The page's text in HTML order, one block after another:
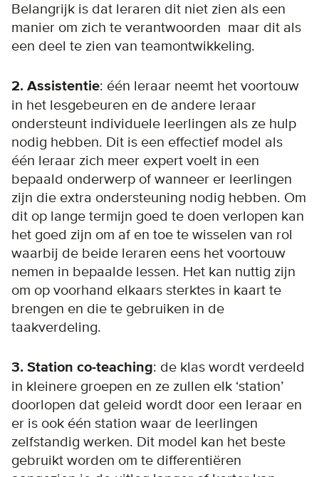
Belangrijk is dat leraren dit niet zien als een
manier om zich te verantwoorden maar dit als
een deel te zien van teamontwikkeling.
2. Assistentie: één leraar neemt het voortouw
in het lesgebeuren en de andere leraar
ondersteunt individuele leerlingen als ze hulp
nodig hebben. Dit is een effectief model als
één leraar zich meer expert voelt in een
bepaald onderwerp of wanneer er leerlingen
zijn die extra ondersteuning nodig hebben. Om
dit op lange termijn goed te doen verlopen kan
het goed zijn om af en toe te wisselen van rol
waarbij de beide leraren eens het voortouw
nemen in bepaalde lessen. Het kan nuttig zijn
om op voorhand elkaars sterktes in kaart te
brengen en die te gebruiken in de
taakverdeling.
3. Station co-teaching: de klas wordt verdeeld
in kleinere groepen en ze zullen elk ‘station’
doorlopen dat geleid wordt door een leraar en
er is ook één station waar de leerlingen
zelfstandig werken. Dit model kan het beste
gebruikt worden om te differentiëren